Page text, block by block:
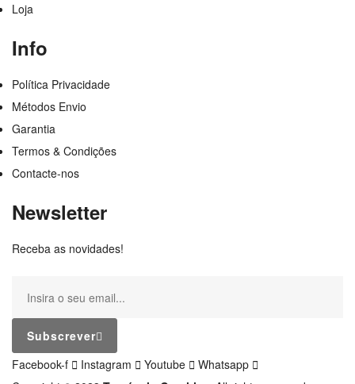
Loja
Info
Política Privacidade
Métodos Envio
Garantia
Termos & Condições
Contacte-nos
Newsletter
Receba as novidades!
Subscrever
Facebook-f
Instagram Youtube
Whatsapp